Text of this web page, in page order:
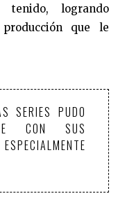
logrando
que le
SERIES PUDO
CON SUS